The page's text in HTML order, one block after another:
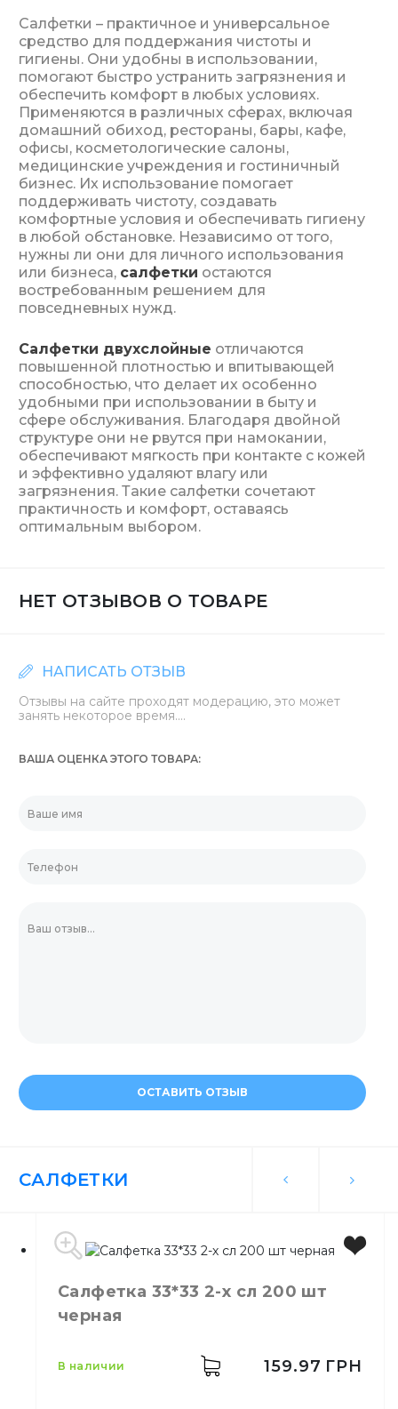
Салфетки – практичное и универсальное
средство для поддержания чистоты и
гигиены. Они удобны в использовании,
помогают быстро устранить загрязнения и
обеспечить комфорт в любых условиях.
Применяются в различных сферах, включая
домашний обиход, рестораны, бары, кафе,
офисы, косметологические салоны,
медицинские учреждения и гостиничный
бизнес. Их использование помогает
поддерживать чистоту, создавать
комфортные условия и обеспечивать гигиену
в любой обстановке. Независимо от того,
нужны ли они для личного использования
или бизнеса, салфетки остаются
востребованным решением для
повседневных нужд.
Салфетки двухслойные отличаются
повышенной плотностью и впитывающей
способностью, что делает их особенно
удобными при использовании в быту и
сфере обслуживания. Благодаря двойной
структуре они не рвутся при намокании,
обеспечивают мягкость при контакте с кожей
и эффективно удаляют влагу или
загрязнения. Такие салфетки сочетают
практичность и комфорт, оставаясь
оптимальным выбором.
НЕТ ОТЗЫВОВ О ТОВАРЕ
НАПИСАТЬ ОТЗЫВ
Отзывы на сайте проходят модерацию, это может
занять некоторое время....
ВАША ОЦЕНКА ЭТОГО ТОВАРА
ОСТАВИТЬ ОТЗЫВ
САЛФЕТКИ
Салфетка 33*33 2-х сл 200 шт
черная
в наличии 159.97 ГРН